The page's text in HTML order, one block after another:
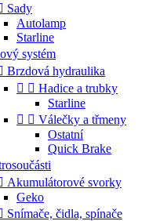
Sady
Autolamp
Starline
systém
Brzdová hydraulika
  Hadice a trubky
Starline
  Válečky a třmeny
Ostatní
Quick Brake
Akumulátorové svorky
Geko
Snímače, čidla, spínače